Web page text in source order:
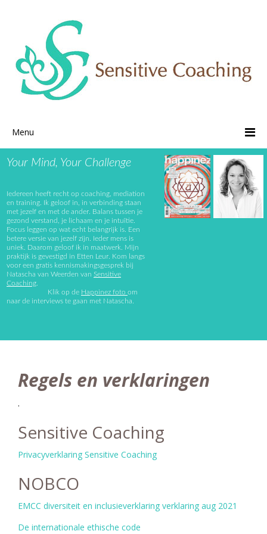
Menu
Your Mind, Your Challenge
Iedereen heeft recht op coaching, mediation
en training. Ik geloof in, in verbinding staan
met jezelf en met de ander. Balans tussen je
gezond verstand, je lichaam en je intuïtie.
Focus leggen op wat echt belangrijk is. Een
betere versie van jezelf zijn. Ieder mens is
uniek. Daarom geloof ik in maatwerk. Mijn
praktijk is gevestigd in Etten Leur. Kom langs
voor een gratis kennismakingsgesprek bij
Natascha van Weerden van Sensitive
Coaching.
Klik op de Happinez foto om
naar de interviews te gaan met Natascha.
Regels en verklaringen
.
Sensitive Coaching
Privacyverklaring Sensitive Coaching
NOBCO
EMCC diversiteit en inclusieverklaring verklaring aug 2021
De internationale ethische code